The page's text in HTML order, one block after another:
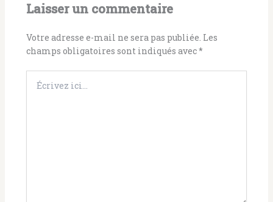
Laisser un commentaire
Votre adresse e-mail ne sera pas publiée. Les
champs obligatoires sont indiqués avec*
ici…